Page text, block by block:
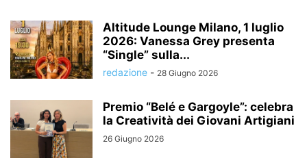
Altitude Lounge Milano, 1 luglio
2026: Vanessa Grey presenta
“Single” sulla...
redazione - 28 Giugno 2026
Premio “Belé e Gargoyle”: celebra
la Creatività dei Giovani Artigiani
26 Giugno 2026